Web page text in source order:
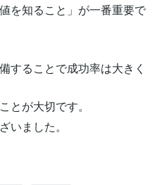
を知ること」が一番重要で
することで成功率は大きく
とが大切です。
いました。